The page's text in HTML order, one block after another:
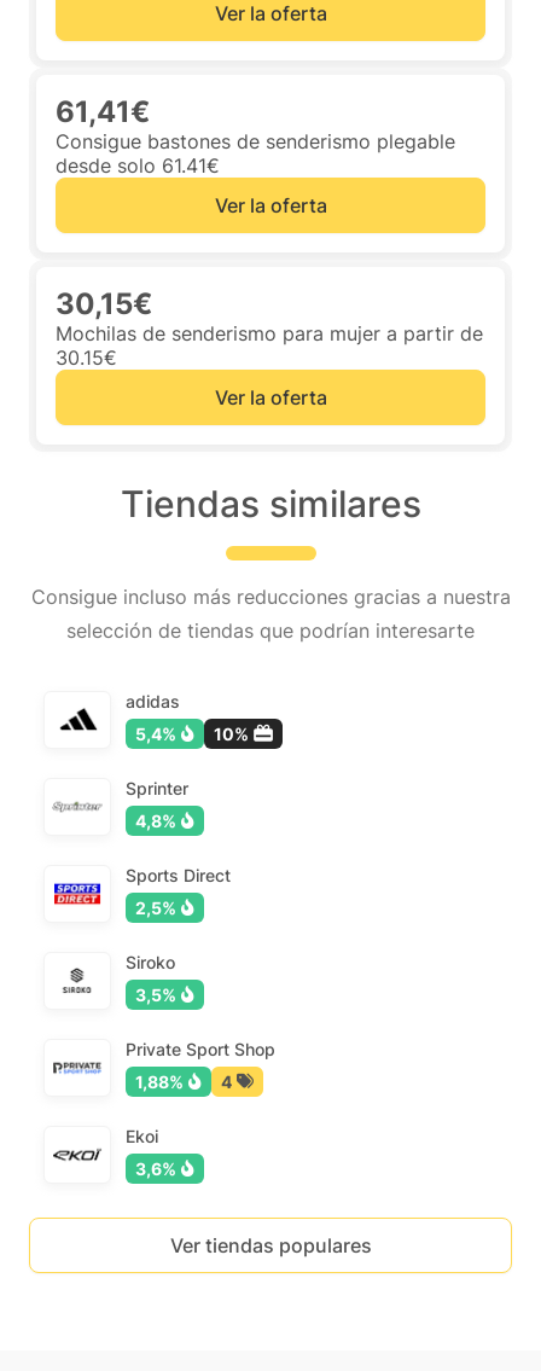
Ver la oferta
61,41€
Consigue bastones de senderismo plegable
desde solo 61.41€
Ver la oferta
30,15€
Mochilas de senderismo para mujer a partir de
30.15€
Ver la oferta
Tiendas similares
Consigue incluso más reducciones gracias a nuestra
selección de tiendas que podrían interesarte
adidas
5,4%
10%
Sprinter
4,8%
Sports Direct
2,5%
Siroko
3,5%
Private Sport Shop
1,88%
4
Ekoi
3,6%
Ver tiendas populares